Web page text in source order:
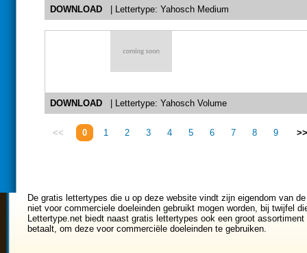
DOWNLOAD | Lettertype: Yahosch Medium
DOWNLOAD | Lettertype: Yahosch Volume
<< 0 1 2 3 4 5 6 7 8 9 >>
De gratis lettertypes die u op deze website vindt zijn eigendom van
niet voor commerciele doeleinden gebruikt mogen worden, bij twijfel
Lettertype.net biedt naast gratis lettertypes ook een groot
betaalt, om deze voor commerciële doeleinden te gebruiken.